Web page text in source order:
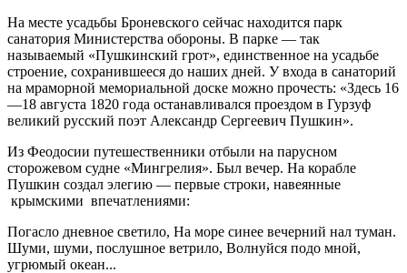
На месте усадьбы Броневского сейчас находится парк
санатория Министерства обороны. В парке — так
называемый «Пушкинский грот», единственное на усадьбе
строение, сохранившееся до наших дней. У входа в санаторий
на мраморной мемориальной доске можно прочесть: «Здесь 16
—18 августа 1820 года останавливался проездом в Гурзуф
великий русский поэт Александр Сергеевич Пушкин».
Из Феодосии путешественники отбыли на парусном
сторожевом судне «Мингрелия». Был вечер. На корабле
Пушкин создал элегию — первые строки, навеянные
крымскими впечатлениями:
Погасло дневное светило, На море синее вечерний нал туман.
Шуми, шуми, послушное ветрило, Волнуйся подо мной,
угрюмый океан...